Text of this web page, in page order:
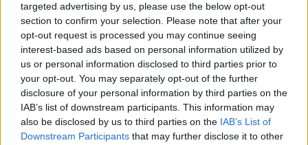
targeted advertising by us, please use the below opt-out
section to confirm your selection. Please note that after your
opt-out request is processed you may continue seeing
interest-based ads based on personal information utilized by
us or personal information disclosed to third parties prior to
your opt-out. You may separately opt-out of the further
disclosure of your personal information by third parties on the
IAB’s list of downstream participants. This information may
also be disclosed by us to third parties on the IAB’s List of
Downstream Participants that may further disclose it to other
Posible alineación: Rui Silva – Víctor Díaz, Domingos
Duarte, Germán Sánchez, Quini – Quina, Gonalons
(Montoro), Yangel Herrera, Kenedy, Antonio Puertas –
Estos jugadores son baja
: Neyder Lozano, Carlos Neva
(lesión muscular), Luis Suárez (lesión muscular), Luis Milla
(lesión muscular), Foulquier (lesión muscular).